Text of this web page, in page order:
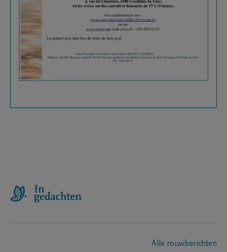
Alle rouwberichten